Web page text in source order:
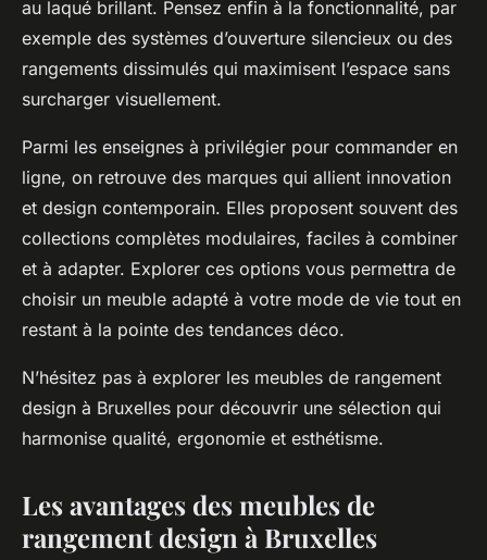
au laqué brillant. Pensez enfin à la fonctionnalité, par
exemple des systèmes d’ouverture silencieux ou des
rangements dissimulés qui maximisent l’espace sans
surcharger visuellement.
Parmi les enseignes à privilégier pour commander en
ligne, on retrouve des marques qui allient innovation
et design contemporain. Elles proposent souvent des
collections complètes modulaires, faciles à combiner
et à adapter. Explorer ces options vous permettra de
choisir un meuble adapté à votre mode de vie tout en
restant à la pointe des tendances déco.
N’hésitez pas à explorer les meubles de rangement
design à Bruxelles pour découvrir une sélection qui
harmonise qualité, ergonomie et esthétisme.
Les avantages des meubles de
rangement design à Bruxelles